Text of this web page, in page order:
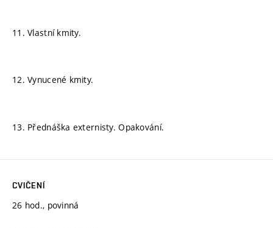
11. Vlastní kmity.
12. Vynucené kmity.
13. Přednáška externisty. Opakování.
CVIČENÍ
26 hod., povinná